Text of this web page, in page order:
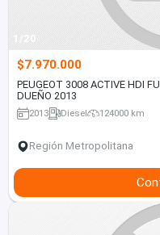
1/20
$7.970.000
PEUGEOT 3008 ACTIVE HDI
DUEÑO 2013
2013 Diesel 124000 km
Región Metropolitana